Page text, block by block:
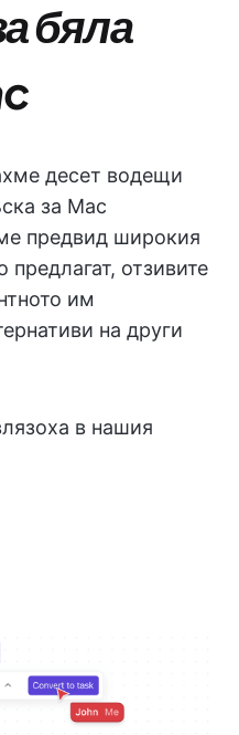
бяла
десет водещи
за Mac
предвид широкия
отзивите
им
на други
в нашия